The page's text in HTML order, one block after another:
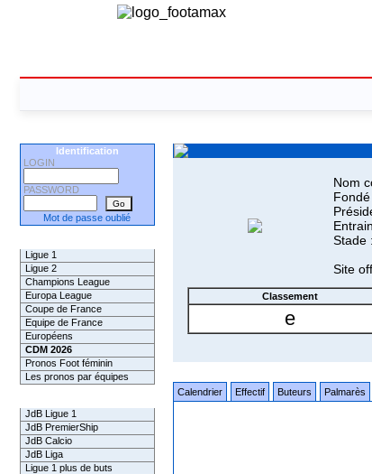
Identification
LOGIN
PASSWORD
Mot de passe oublié
Ligue 1
Ligue 2
Champions League
Europa League
Coupe de France
Equipe de France
Européens
CDM 2026
Pronos Foot féminin
Les pronos par équipes
JdB Ligue 1
JdB PremierShip
JdB Calcio
JdB Liga
Ligue 1 plus de buts
Nom
Stade :
Site
Classement
e
Calendrier Effectif Buteurs Palmarès